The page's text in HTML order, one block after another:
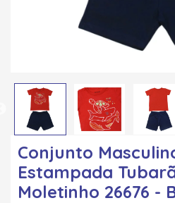
Conjunto
Estampada
Moletinho 26676 -